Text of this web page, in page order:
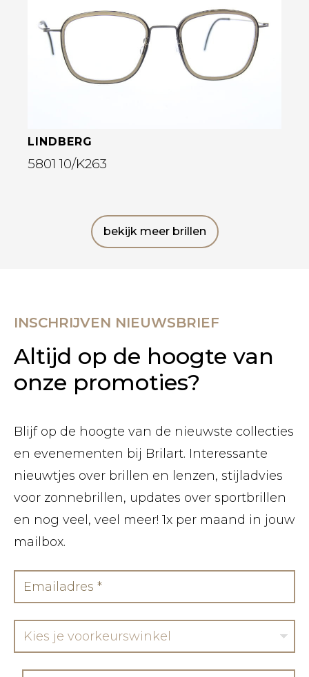
LINDBERG
5801 10/K263
bekijk meer brillen
INSCHRIJVEN NIEUWSBRIEF
Altijd op de hoogte van
onze promoties?
Blijf op de hoogte van de nieuwste collecties
en evenementen bij Brilart. Interessante
nieuwtjes over brillen en lenzen, stijladvies
voor zonnebrillen, updates over sportbrillen
en nog veel, veel meer! 1x per maand in jouw
mailbox.
Kies je voorkeurswinkel